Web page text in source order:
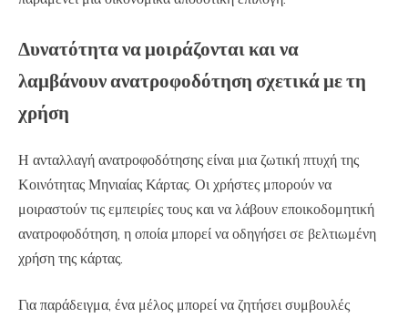
Δυνατότητα να μοιράζονται και να
λαμβάνουν ανατροφοδότηση σχετικά με τη
χρήση
Η ανταλλαγή ανατροφοδότησης είναι μια ζωτική πτυχή της
Κοινότητας Μηνιαίας Κάρτας. Οι χρήστες μπορούν να
μοιραστούν τις εμπειρίες τους και να λάβουν εποικοδομητική
ανατροφοδότηση, η οποία μπορεί να οδηγήσει σε βελτιωμένη
χρήση της κάρτας.
Για παράδειγμα, ένα μέλος μπορεί να ζητήσει συμβουλές